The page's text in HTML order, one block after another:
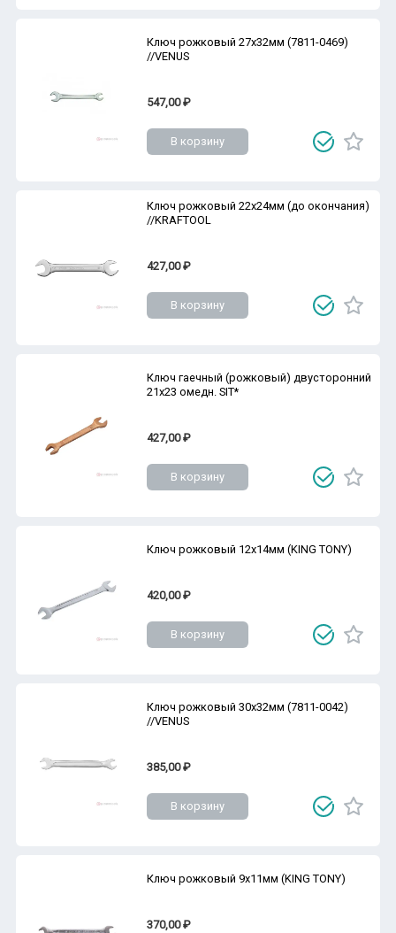
Ключ рожковый 27х32мм (7811-0469)
//VENUS
547,00 ₽
В корзину
Ключ рожковый 22х24мм (до окончания)
//KRAFTOOL
427,00 ₽
В корзину
Ключ гаечный (рожковый) двусторонний
21х23 омедн. SIT*
427,00 ₽
В корзину
Ключ рожковый 12х14мм (KING TONY)
420,00 ₽
В корзину
Ключ рожковый 30х32мм (7811-0042)
//VENUS
385,00 ₽
В корзину
Ключ рожковый 9х11мм (KING TONY)
370,00 ₽